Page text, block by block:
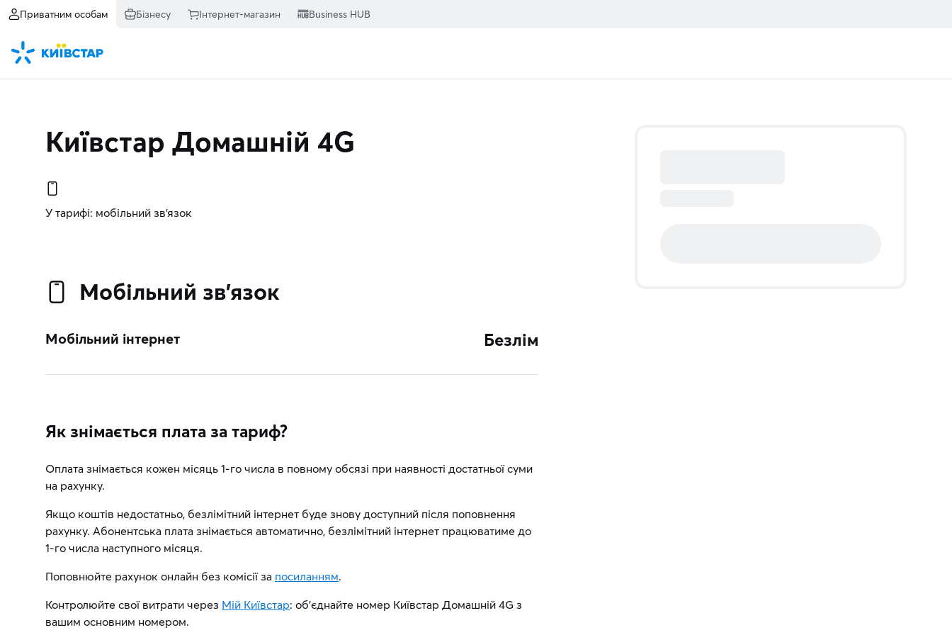
Приватним особам Бізнесу Інтернет-магазин Business HUB
Київстар Домашній 4G
У тарифі: мобільний зв’язок
Мобільний зв’язок
Мобільний інтернет Безлім
Як знімається плата за тариф?
Оплата знімається кожен місяць 1-го числа в повному обсязі при наявності достатньої суми
на рахунку.
Якщо коштів недостатньо, безлімітний інтернет буде знову доступний після поповнення
рахунку. Абонентська плата знімається автоматично, безлімітний інтернет працюватиме до
1-го числа наступного місяця.
Поповнюйте рахунок онлайн без комісії за посиланням.
Контролюйте свої витрати через Мій Київстар: об’єднайте номер Київстар Домашній 4G з
вашим основним номером.